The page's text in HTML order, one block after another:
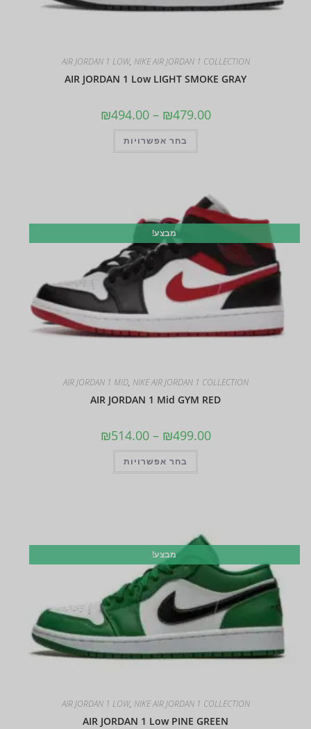
AIR JORDAN 1 LOW, NIKE AIR JORDAN 1 COLLECTION
AIR JORDAN 1 Low LIGHT SMOKE GRAY
₪479.00
–
₪494.00
בחר אפשרויות
מבצע!
AIR JORDAN 1 MID, NIKE AIR JORDAN 1 COLLECTION
AIR JORDAN 1 Mid GYM RED
₪499.00
–
₪514.00
בחר אפשרויות
מבצע!
AIR JORDAN 1 LOW, NIKE AIR JORDAN 1 COLLECTION
AIR JORDAN 1 Low PINE GREEN